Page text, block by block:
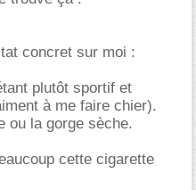
concret sur moi :
plutôt sportif et
à me faire chier).
ou la gorge sèche.
cette cigarette